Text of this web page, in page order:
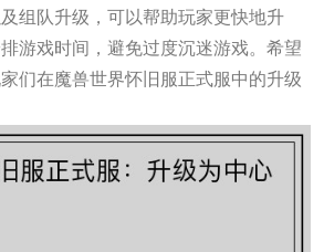
组队升级，可以帮助玩家更快地升
游戏时间，避免过度沉迷游戏。希望
们在魔兽世界怀旧服正式服中的升级